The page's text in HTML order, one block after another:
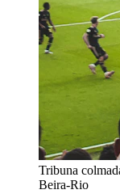
Tribuna
Beira-Rio